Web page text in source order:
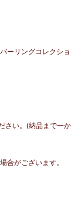
ーリングコレクショ
さい。(納品まで一か
合がございます。